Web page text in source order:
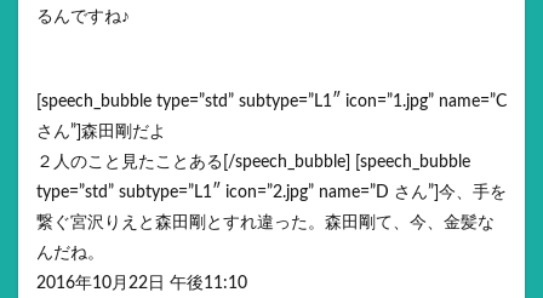
るんですね♪
[speech_bubble type=”std” subtype=”L1″ icon=”1.jpg” name=”C
さん”]森田剛だよ
２人のこと見たことある[/speech_bubble] [speech_bubble
type=”std” subtype=”L1″ icon=”2.jpg” name=”D さん”]今、手を
繋ぐ宮沢りえと森田剛とすれ違った。森田剛て、今、金髪な
んだね。
2016年10月22日 午後11:10